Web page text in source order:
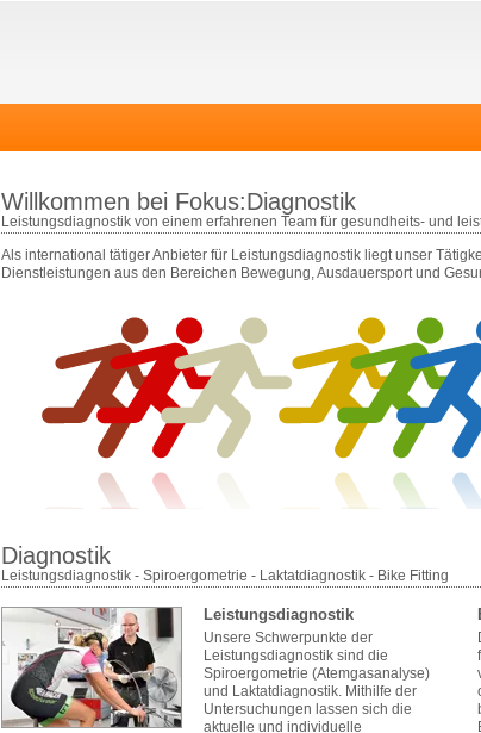
Willkommen bei Fokus:Diagnostik
Leistungsdiagnostik von einem erfahrenen Team für gesundheits- und
Als international tätiger Anbieter für Leistungsdiagnostik liegt unser
Dienstleistungen aus den Bereichen Bewegung, Ausdauersport und
Diagnostik
Leistungsdiagnostik - Spiroergometrie - Laktatdiagnostik - Bike Fitting
Leistungsdiagnostik
Unsere Schwerpunkte der
Leistungsdiagnostik sind die
Spiroergometrie (Atemgasanalyse)
und Laktatdiagnostik. Mithilfe der
Untersuchungen lassen sich die
aktuelle und individuelle